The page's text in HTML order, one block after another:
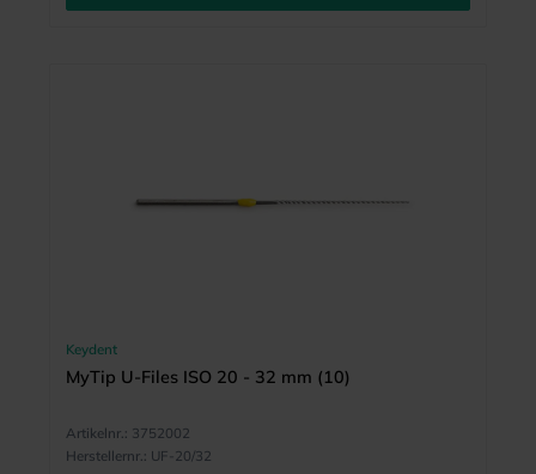
Keydent
MyTip U-Files ISO 20 - 32 mm (10)
Artikelnr.: 3752002
Herstellernr.: UF-20/32